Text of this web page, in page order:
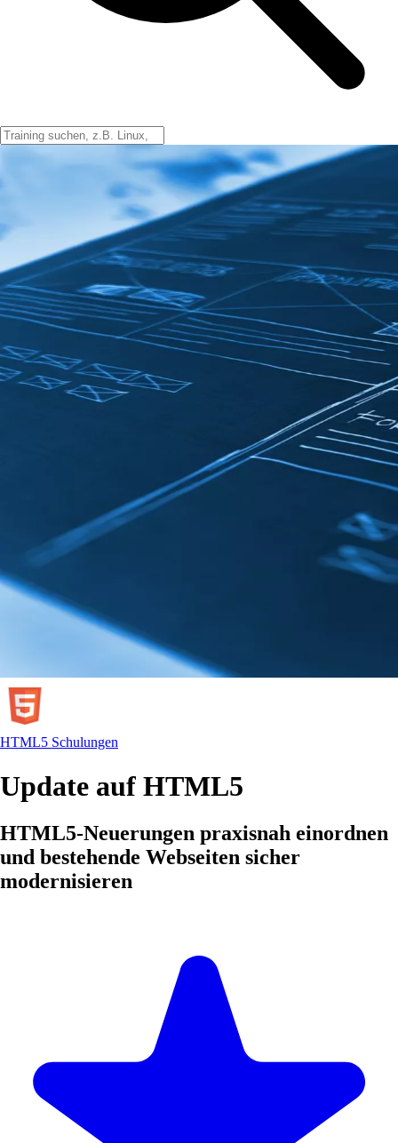
HTML5 Schulungen
Update auf HTML5
HTML5-Neuerungen praxisnah einordnen
und bestehende Webseiten sicher
modernisieren